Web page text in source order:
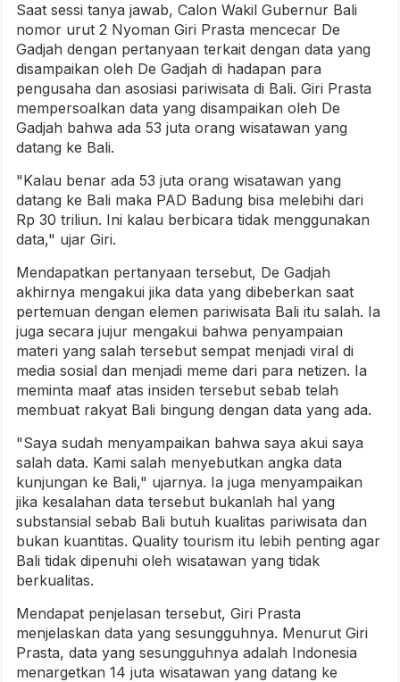
Saat sessi tanya jawab, Calon Wakil Gubernur Bali
nomor urut 2 Nyoman Giri Prasta mencecar De
Gadjah dengan pertanyaan terkait dengan data yang
disampaikan oleh De Gadjah di hadapan para
pengusaha dan asosiasi pariwisata di Bali. Giri Prasta
mempersoalkan data yang disampaikan oleh De
Gadjah bahwa ada 53 juta orang wisatawan yang
datang ke Bali.
"Kalau benar ada 53 juta orang wisatawan yang
datang ke Bali maka PAD Badung bisa melebihi dari
Rp 30 triliun. Ini kalau berbicara tidak menggunakan
data," ujar Giri.
Mendapatkan pertanyaan tersebut, De Gadjah
akhirnya mengakui jika data yang dibeberkan saat
pertemuan dengan elemen pariwisata Bali itu salah. Ia
juga secara jujur mengakui bahwa penyampaian
materi yang salah tersebut sempat menjadi viral di
media sosial dan menjadi meme dari para netizen. Ia
meminta maaf atas insiden tersebut sebab telah
membuat rakyat Bali bingung dengan data yang ada.
"Saya sudah menyampaikan bahwa saya akui saya
salah data. Kami salah menyebutkan angka data
kunjungan ke Bali," ujarnya. Ia juga menyampaikan
jika kesalahan data tersebut bukanlah hal yang
substansial sebab Bali butuh kualitas pariwisata dan
bukan kuantitas. Quality tourism itu lebih penting agar
Bali tidak dipenuhi oleh wisatawan yang tidak
berkualitas.
Mendapat penjelasan tersebut, Giri Prasta
menjelaskan data yang sesungguhnya. Menurut Giri
Prasta, data yang sesungguhnya adalah Indonesia
menargetkan 14 juta wisatawan yang datang ke